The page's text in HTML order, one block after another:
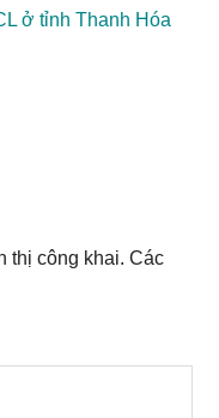
ở tỉnh Thanh Hóa
thị công khai. Các